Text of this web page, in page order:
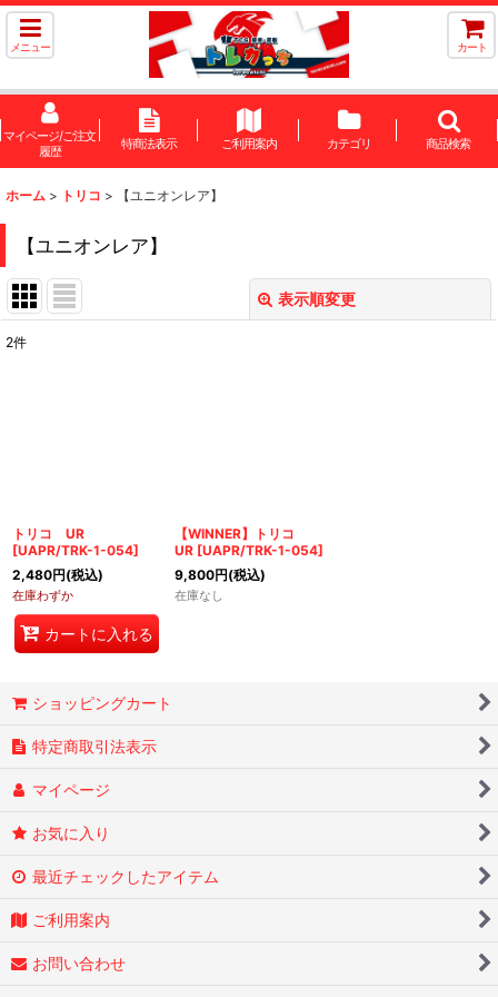
メニュー カート
マイページ/ご注文
履歴
特商法表示 ご利用案内 カテゴリ 商品検索
ホーム > トリコ > 【ユニオンレア】
【ユニオンレア】
表示順変更
絞り込む
2件
トリコ UR
[UAPR/TRK-1-054]
2,480円(税込)
在庫わずか
カートに入れる
【WINNER】トリコ
UR [UAPR/TRK-1-054]
9,800円(税込)
在庫なし
ショッピングカート
特定商取引法表示
マイページ
お気に入り
最近チェックしたアイテム
ご利用案内
お問い合わせ